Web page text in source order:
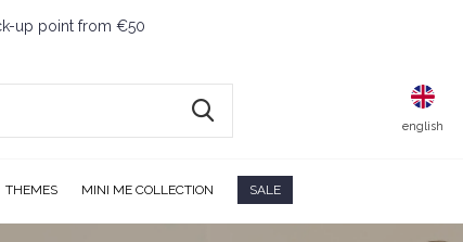
THEMES MINI ME COLLECTION SALE
english
up point from €50